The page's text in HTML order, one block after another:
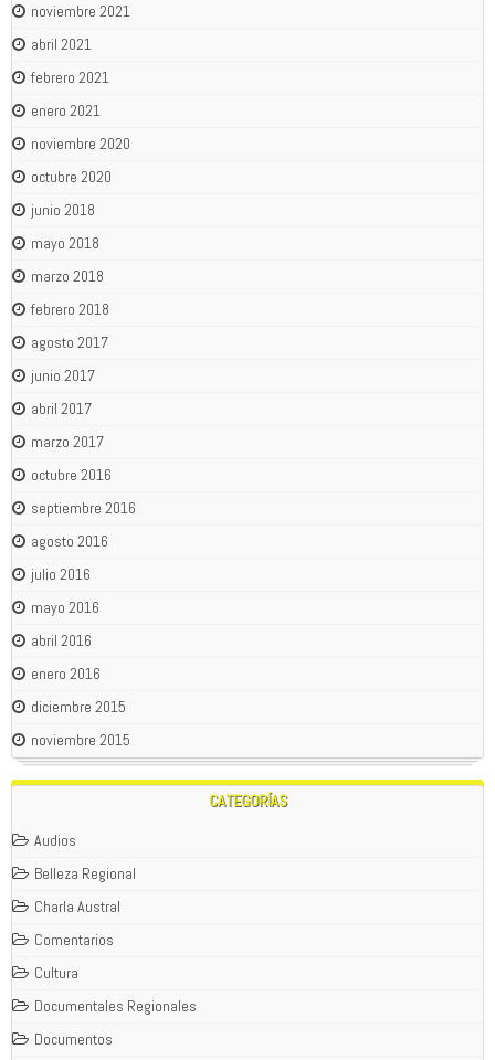
noviembre 2021
abril 2021
febrero 2021
enero 2021
noviembre 2020
octubre 2020
junio 2018
mayo 2018
marzo 2018
febrero 2018
agosto 2017
junio 2017
abril 2017
marzo 2017
octubre 2016
septiembre 2016
agosto 2016
julio 2016
mayo 2016
abril 2016
enero 2016
diciembre 2015
noviembre 2015
CATEGORÍAS
Audios
Belleza Regional
Charla Austral
Comentarios
Cultura
Documentales Regionales
Documentos